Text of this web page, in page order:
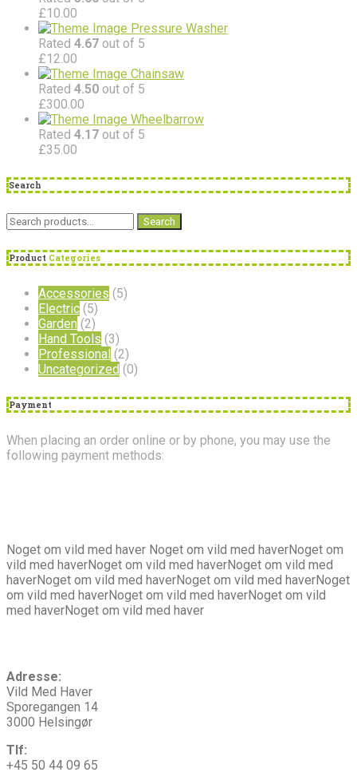
£10.00
Pressure Washer
Rated 4.67 out of 5
£12.00
Chainsaw
Rated 4.50 out of 5
£300.00
Wheelbarrow
Rated 4.17 out of 5
£35.00
Search
Search
for:
Search
Product Categories
Accessories (5)
Electric (5)
Garden (2)
Hand Tools (3)
Professional (2)
Uncategorized (0)
Payment
When placing an order online or by phone, you may use the
following payment methods:
Noget om vild med haver Noget om vild med haverNoget om
vild med haverNoget om vild med haverNoget om vild med
haverNoget om vild med haverNoget om vild med haverNoget
om vild med haverNoget om vild med haverNoget om vild
med haverNoget om vild med haver
Adresse:
Vild Med Haver
Sporegangen 14
3000 Helsingør
Tlf:
+45 50 44 09 65